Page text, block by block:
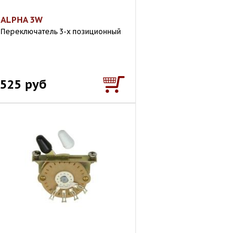
ALPHA 3W
Переключатель 3-х позиционный
525 руб